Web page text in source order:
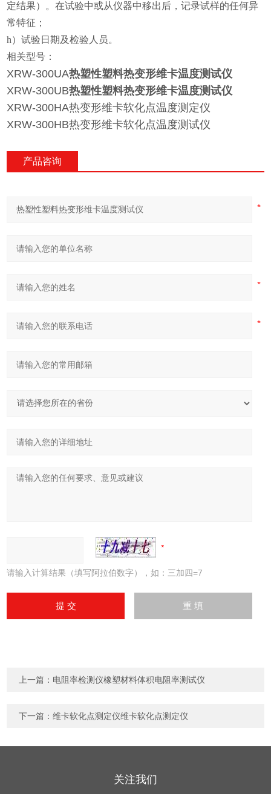
定结果）。在试验中或从仪器中移出后，记录试样的任何异
常特征；
h）试验日期及检验人员。
相关型号：
XRW-300UA热塑性塑料热变形维卡温度测试仪
XRW-300UB热塑性塑料热变形维卡温度测试仪
XRW-300HA热变形维卡软化点温度测定仪
XRW-300HB热变形维卡软化点温度测试仪
产品咨询
请输入计算结果（填写阿拉伯数字），如：三加四=7
上一篇： 电阻率检测仪橡塑材料体积电阻率测试仪
下一篇：维卡软化点测定仪维卡软化点测定仪
关注我们